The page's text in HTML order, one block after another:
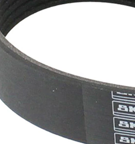
Nu sunt
disponibile
substante
(etilen
propilen